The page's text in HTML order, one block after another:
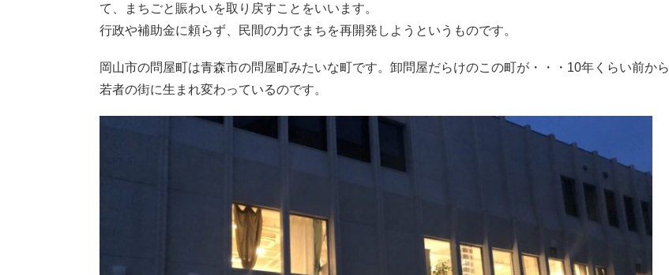
て、まちごと賑わいを取り戻すことをいいます。
行政や補助金に頼らず、民間の力でまちを再開発しようというものです。
岡山市の問屋町は青森市の問屋町みたいな町です。卸問屋だらけのこの町が・・・10年くらい前から
若者の街に生まれ変わっているのです。